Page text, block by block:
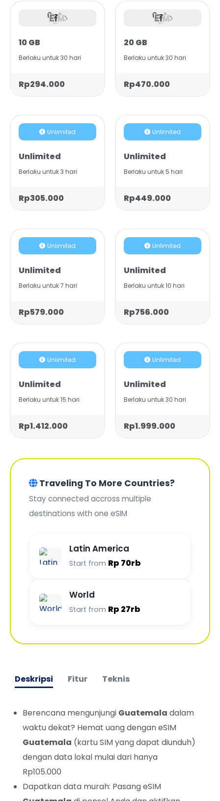
10 GB
Berlaku untuk 30 hari
Rp294.000
20 GB
Berlaku untuk 30 hari
Rp470.000
Unlimited
Unlimited
Berlaku untuk 3 hari
Rp305.000
Unlimited
Unlimited
Berlaku untuk 5 hari
Rp449.000
Unlimited
Unlimited
Berlaku untuk 7 hari
Rp579.000
Unlimited
Unlimited
Berlaku untuk 10 hari
Rp756.000
Unlimited
Unlimited
Berlaku untuk 15 hari
Rp1.412.000
Unlimited
Unlimited
Berlaku untuk 30 hari
Rp1.999.000
Traveling To More Countries?
Stay connected accross multiple
destinations with one eSIM
Latin America
Start from Rp 70rb
World
Start from Rp 27rb
Deskripsi Fitur Teknis
Berencana mengunjungi Guatemala dalam
waktu dekat? Hemat uang dengan eSIM
Guatemala (kartu SIM yang dapat diunduh)
dengan data lokal mulai dari hanya
Rp105.000
Dapatkan data murah: Pasang eSIM